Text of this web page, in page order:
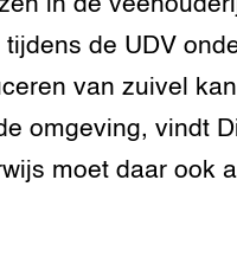
en infra
Pigs
Digitalisering &
in de
tijdens de UDV
van zuivel
omgeving, vindt
moet daar ook